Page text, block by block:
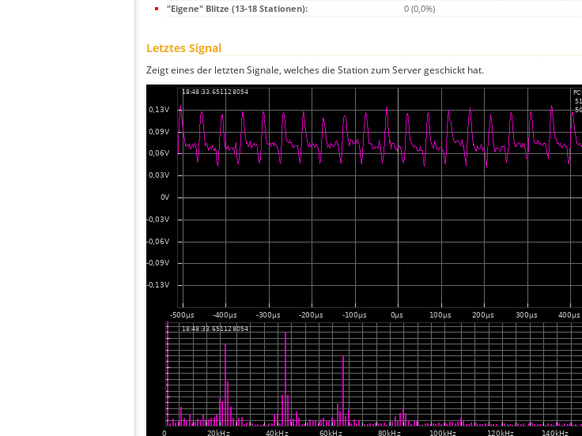
"Eigene" Blitze (13-18 Stationen):
0 (0,0%)
Letztes Signal
Zeigt eines der letzten Signale, welches die Station zum Server geschickt hat.